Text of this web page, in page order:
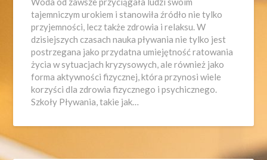
tajemniczym urokiem i stanowiła źródło nie tylko
przyjemności, lecz także zdrowia i relaksu. W
dzisiejszych czasach nauka pływania nie tylko jest
postrzegana jako przydatna umiejętność ratowania
życia w sytuacjach kryzysowych, ale również jako
forma aktywności fizycznej, która przynosi wiele
korzyści dla zdrowia fizycznego i psychicznego.
Szkoły Pływania, takie jak…